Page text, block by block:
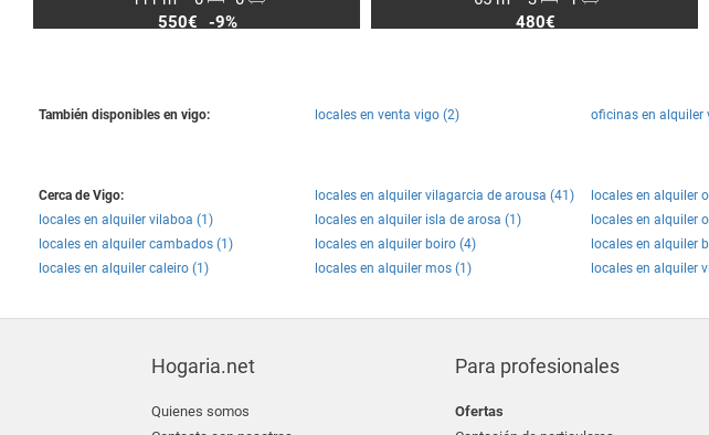
550€
-9%
480€
También disponibles en vigo: locales en venta vigo (2) oficinas en alquiler
Cerca de Vigo: locales en alquiler vilagarcia de arousa (41)
locales en alquiler
locales en alquiler vilaboa (1)
locales en alquiler isla de arosa (1)
locales en alquiler
locales en alquiler cambados (1)
locales en alquiler boiro (4)
locales en alquiler
locales en alquiler caleiro (1)
locales en alquiler mos (1) locales en alquiler
Hogaria.net
Quienes somos
Para profesionales
Ofertas